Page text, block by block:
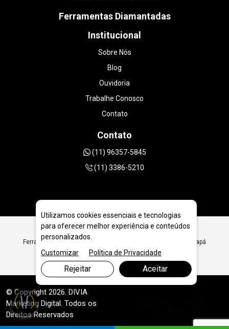
Ferramentas Diamantadas
Institucional
Sobre Nós
Blog
Ouvidoria
Trabalhe Conosco
Contato
Contato
(11) 96357-5845
(11) 3386-5210
Ferramentas Diamantadas para Empresas Off-Shore em Macapá
© Copyright 2026. DIVIA
Marketing Digital. Todos os
Direitos Reservados
Utilizamos cookies essenciais e tecnologias
para oferecer melhor experiência e conteúdos
personalizados.
Customizar
Política de Privacidade
Rejeitar Aceitar